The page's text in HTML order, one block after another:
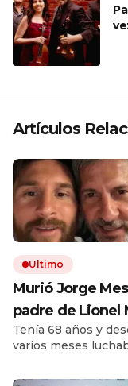
Artículos
Ultimo
Murió Jorge
padre de Lionel
Tenía 68 años y
varios meses
Padre,